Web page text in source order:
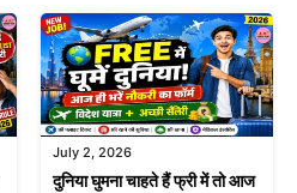
July 2, 2026
दुनिया घुमना चाहते हैं फ्री में तो आज